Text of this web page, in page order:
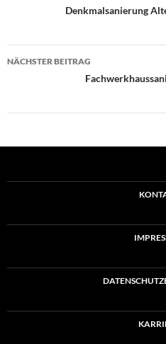
Denkmalsanierung
NÄCHSTER BEITRAG